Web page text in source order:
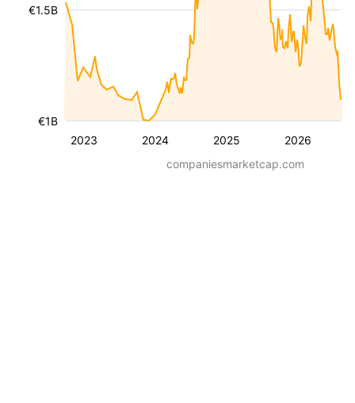
2023 2024 2025 2026
€1B
€1.5B
companiesmarketcap.com